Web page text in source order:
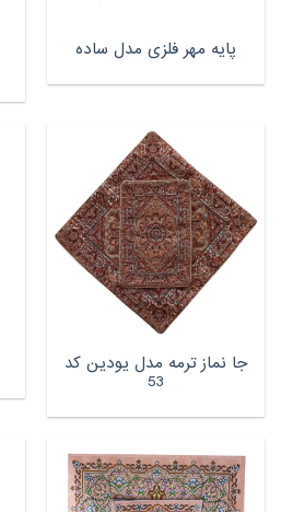
پایه مهر فلزی مدل ساده
جا نماز ترمه مدل یودین کد
53